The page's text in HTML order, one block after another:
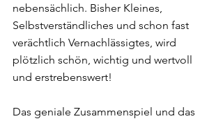
nebensächlich. Bisher Kleines,
Selbstverständliches und schon fast
verächtlich Vernachlässigtes, wird
plötzlich schön, wichtig und wertvoll
und erstrebenswert!
Das geniale Zusammenspiel und das